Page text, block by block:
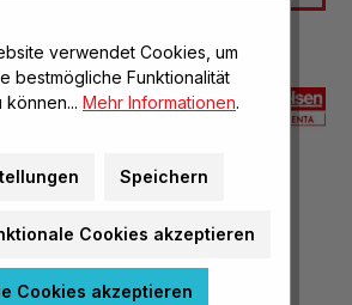
in Diarahmen
ca. 900 bis 2600 nm
sichtbaren Spektrums
Ultrarotstrahlung
verwendet Cookies, um
bestmögliche Funktionalität
Mehr Informationen.
Speichern
Cookies akzeptieren
Cookies akzeptieren